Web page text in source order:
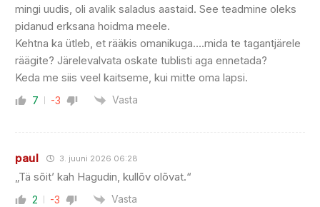
mingi uudis, oli avalik saladus aastaid. See teadmine oleks
pidanud erksana hoidma meele.
Kehtna ka ütleb, et rääkis omanikuga….mida te tagantjärele
räägite? Järelevalvata oskate tublisti aga ennetada?
Keda me siis veel kaitseme, kui mitte oma lapsi.
7 -3 Vasta
paul 3. juuni 2026 06:28
„Tä sõit’ kah Hagudin, kullõv olõvat.“
2 -3 Vasta